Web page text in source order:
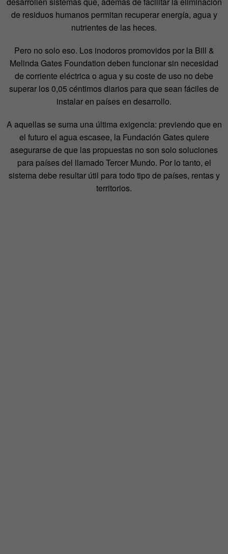
de residuos humanos permitan recuperar energía, agua y
nutrientes de las heces.
Pero no solo eso. Los inodoros promovidos por la Bill &
Melinda Gates Foundation deben funcionar sin necesidad
de corriente eléctrica o agua y su coste de uso no debe
superar los 0,05 céntimos diarios para que sean fáciles de
instalar en países en desarrollo.
A aquellas se suma una última exigencia: previendo que en
el futuro el agua escasee, la Fundación Gates quiere
asegurarse de que las propuestas no son solo soluciones
para países del llamado Tercer Mundo. Por lo tanto, el
sistema debe resultar útil para todo tipo de países, rentas y
territorios.